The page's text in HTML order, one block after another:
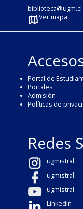
biblioteca@ugm.cl
Ver mapa
Portal de
Portales
Admisión
Políticas de
Redes
ugmistral
ugmistral
ugmistral
Linkedin